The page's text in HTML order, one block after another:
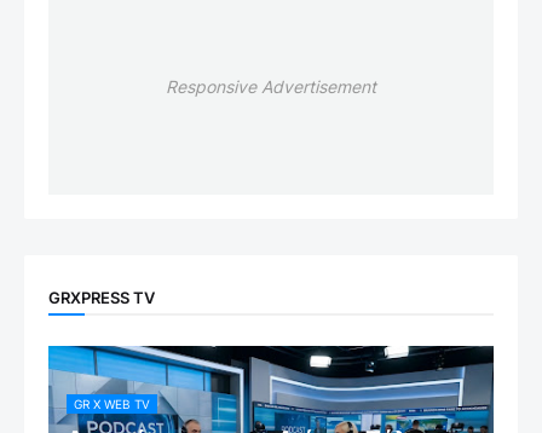
Responsive Advertisement
GRXPRESS TV
GR X WEB TV